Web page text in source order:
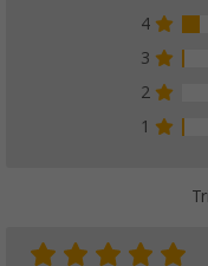
4
3
2
1